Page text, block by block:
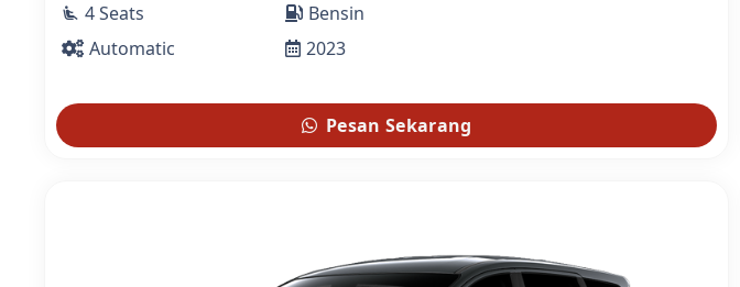
airline_seat_recline_extra 4 Seats
Automatic
Bensin
2023
Pesan Sekarang